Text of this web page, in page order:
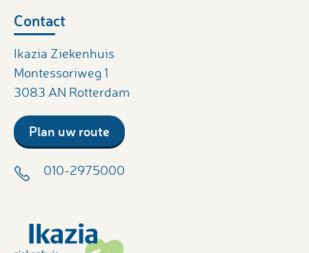
Contact
Ikazia Ziekenhuis
Montessoriweg 1
3083 AN Rotterdam
Plan uw route
010-2975000